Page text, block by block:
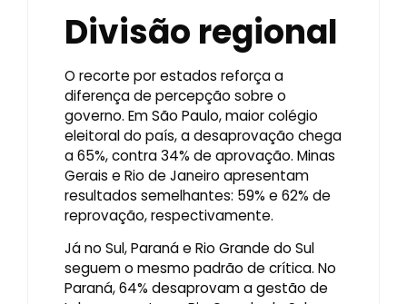
Divisão regional
O recorte por estados reforça a
diferença de percepção sobre o
governo. Em São Paulo, maior colégio
eleitoral do país, a desaprovação chega
a 65%, contra 34% de aprovação. Minas
Gerais e Rio de Janeiro apresentam
resultados semelhantes: 59% e 62% de
reprovação, respectivamente.
Já no Sul, Paraná e Rio Grande do Sul
seguem o mesmo padrão de crítica. No
Paraná, 64% desaprovam a gestão de